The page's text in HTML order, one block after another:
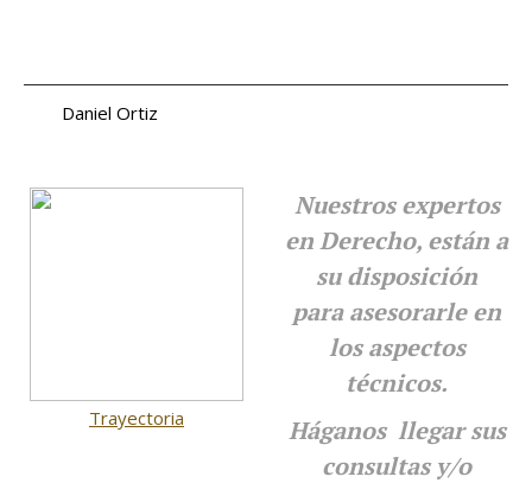
Daniel Ortiz
Trayectoria
Nuestros expertos
en Derecho, están a
su disposición
paraasesorarle en
los aspectos
técnicos.
Háganos llegar sus
consultas y/o